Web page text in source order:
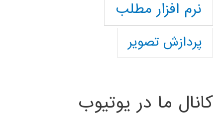
نرم افزار مطلب
پردازش تصویر
کانال ما در یوتیوب